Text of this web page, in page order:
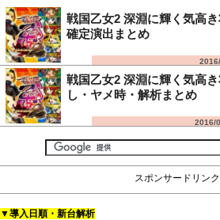
戦国乙女2 深淵に輝く気高
確定演出まとめ
戦国乙女2 深淵に輝く気高
し・ヤメ時・解析まとめ
2016/
スポンサードリンク
▼導入日順・新台解析